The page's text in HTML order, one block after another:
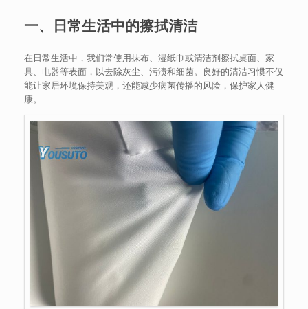
一、日常生活中的擦拭清洁
在日常生活中，我们常使用抹布、湿纸巾或清洁剂擦拭桌面、家
具、电器等表面，以去除灰尘、污渍和细菌。良好的清洁习惯不仅
能让家居环境保持美观，还能减少病菌传播的风险，保护家人健
康。